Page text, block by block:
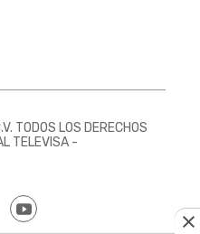
TODOS LOS DERECHOS
TELEVISA -
youtube